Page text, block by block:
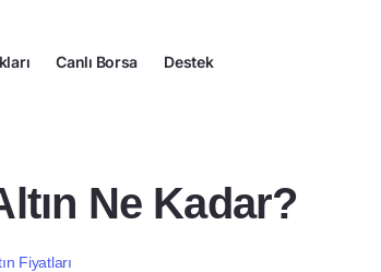
Canlı Borsa Destek
Ne Kadar?
Fiyatları